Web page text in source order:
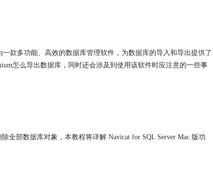
一款多功能、高效的数据库管理软件，为数据库的导入和导出提供了
怎么导出数据库，同时还会涉及到使用该软件时应注意的一些事
全部数据库对象，本教程将详解 Navicat for SQL Server Mac 版功